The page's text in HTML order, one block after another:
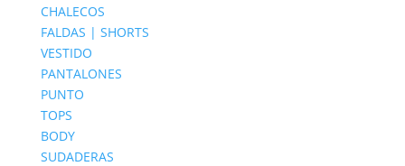
CHALECOS
FALDAS | SHORTS
VESTIDO
PANTALONES
PUNTO
TOPS
BODY
SUDADERAS